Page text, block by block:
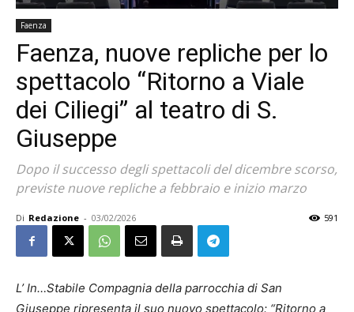
Faenza
Faenza, nuove repliche per lo
spettacolo “Ritorno a Viale
dei Ciliegi” al teatro di S.
Giuseppe
Dopo il successo degli spettacoli del dicembre scorso,
previste nuove repliche a febbraio e inizio marzo
Di Redazione - 03/02/2026 591
L’ In…Stabile Compagnia della parrocchia di San
Giuseppe ripresenta il suo nuovo spettacolo: “Ritorno a